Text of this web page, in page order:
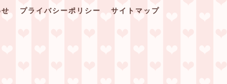
プライバシーポリシー サイトマップ